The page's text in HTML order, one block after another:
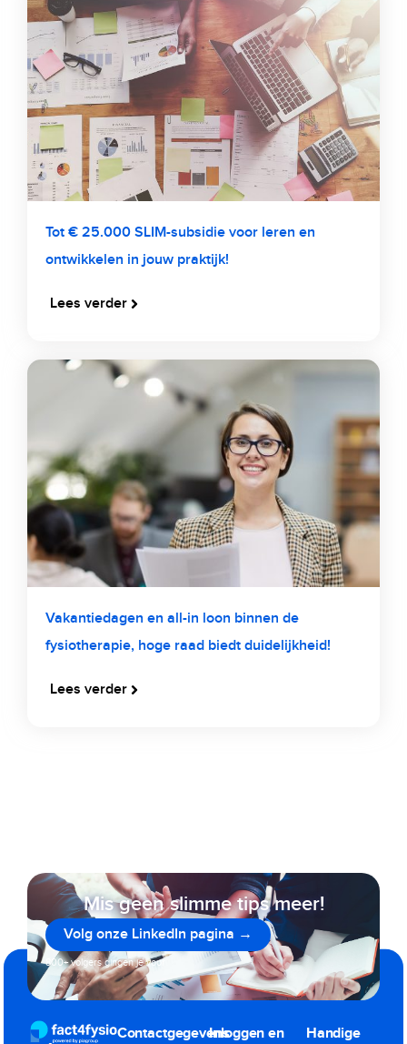
Tot € 25.000 SLIM-subsidie voor leren en
ontwikkelen in jouw praktijk!
Lees verder
Vakantiedagen en all-in loon binnen de
fysiotherapie, hoge raad biedt duidelijkheid!
Lees verder
Mis geen slimme tips meer!
Volg onze LinkedIn pagina →
800+ volgers gingen je voor
ContactgegevensInloggen en Handige